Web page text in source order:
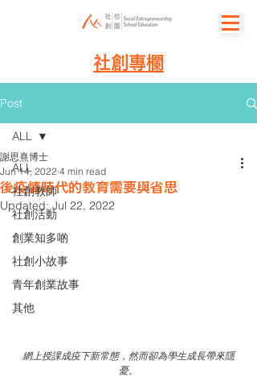
社創專欄
Post
ALL
社創教師
社創活動
創業知多啲
社創小故事
青年創業故事
其他
ALL
後疫情時代的教育需要與省思
謝思熹博士
Jun 14, 2022 4 min read
Updated: Jul 22, 2022
網上授課成疫下新常態，然而卻為學生成長帶來隱
憂。